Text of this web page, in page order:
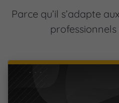
Parce qu’il s’adapte